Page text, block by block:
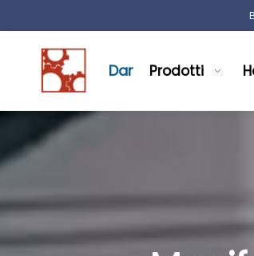
Dar Prodotti